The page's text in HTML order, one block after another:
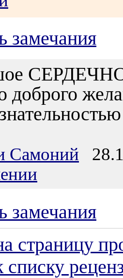
замечания
доброго
Самоний
замечания
страницу